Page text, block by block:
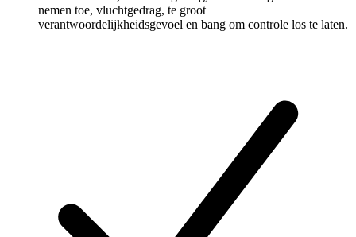
nemen toe, vluchtgedrag, te groot
verantwoordelijkheidsgevoel en bang om controle los te laten.